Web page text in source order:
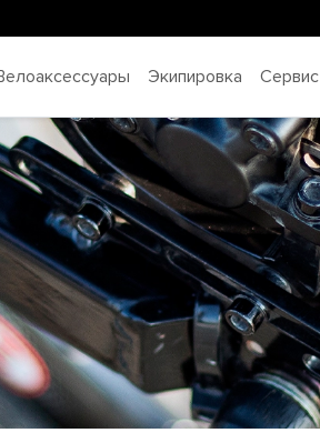
Экипировка Сервис